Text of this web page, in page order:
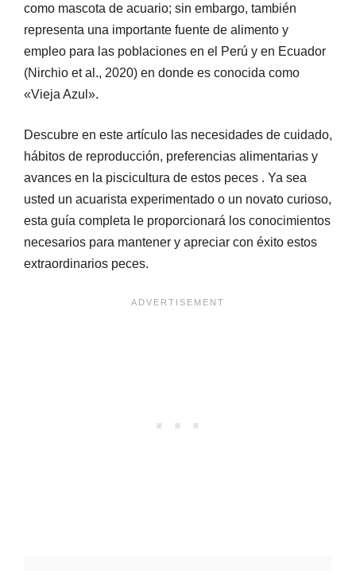
como mascota de acuario; sin embargo, también
representa una importante fuente de alimento y
empleo para las poblaciones en el Perú y en Ecuador
(Nirchio et al., 2020) en donde es conocida como
«Vieja Azul».
Descubre en este artículo las necesidades de cuidado,
hábitos de reproducción, preferencias alimentarias y
avances en la piscicultura de estos peces . Ya sea
usted un acuarista experimentado o un novato curioso,
esta guía completa le proporcionará los conocimientos
necesarios para mantener y apreciar con éxito estos
extraordinarios peces.